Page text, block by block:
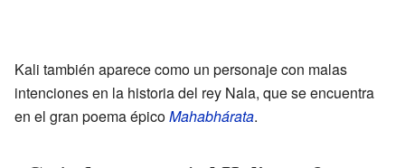
Kali también aparece como un personaje con malas
intenciones en la historia del rey Nala, que se encuentra
en el gran poema épicoMahabhárata.